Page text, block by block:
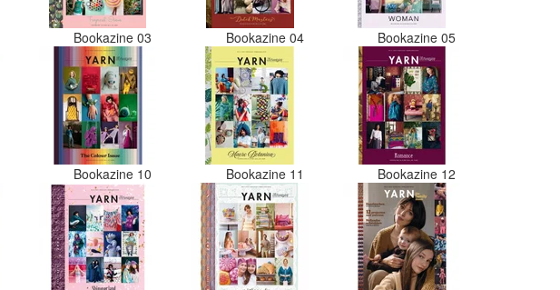
moet ik maar hopen dat ik de juiste
kleurcode bij de juiste bol heb
gedaan. Misschien een tip om de
kleuren apart in te pakken met een
sticker welke kleur het is?
Desondanks zou ik deze shop zeker
wel aanbevelen wat betreft de
viltwol. Goede prijs/kwaliteit
verhouding.
Bookazine 03 Bookazine 04 Bookazine 05
Bookazine 10 Bookazine 11 Bookazine 12